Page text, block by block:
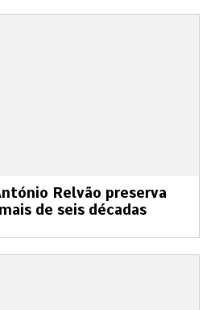
Relvão preserva
de seis décadas